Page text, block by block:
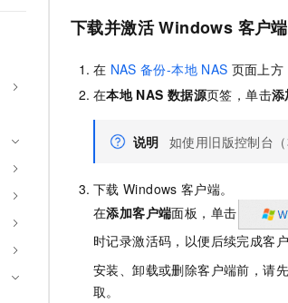
下载并激活 Windows 客户端
在 NAS 备份-本地 NAS 页面上方
在本地 NAS 数据源页签，单击添
说明 如使用旧版控制台
下载 Windows 客户端。
在添加客户端面板，单击
时记录激活码，以便后续完成客
安装、卸载或删除客户端前，请
取。
新一代 AI 视频生成模型，深度适配广告营销等场景
大模型解决方案
快速部署 Dify，高效搭建 AI 应用
依托云原生高可用架构,实现Dify私有化部署
10 分钟在聊天系统中增加一个 AI 助手